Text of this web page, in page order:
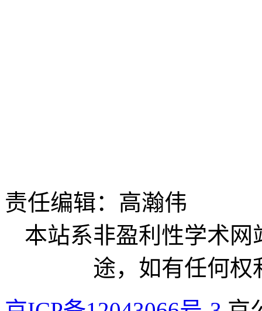
责任编辑：高瀚伟
本站系非盈利性学术
途，如有任何权